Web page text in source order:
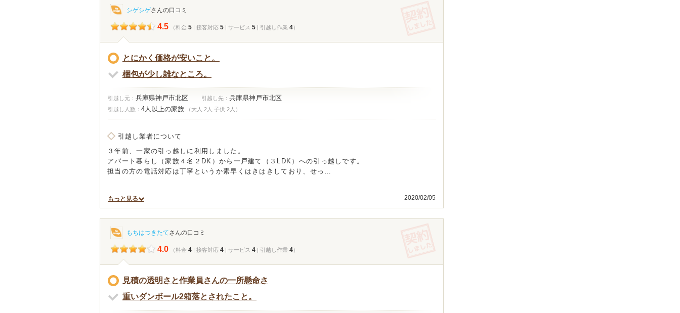
シゲシゲさんの口コミ
4.5 （料金 5 | 接客対応 5 | サービス 5 | 引越し作業 4）
とにかく価格が安いこと。
梱包が少し雑なところ。
引越し元： 兵庫県神戸市北区 引越し先： 兵庫県神戸市北区
引越し人数： 4人以上の家族 （大人 2人 子供 2人）
引越し業者について
３年前、一家の引っ越しに利用しました。
アパート暮らし（家族４名２DK）から一戸建て（３LDK）への引っ越しです。
担当の方の電話対応は丁寧というか素早くはきはきしており、せっ…
2020/02/05
もっと見る
もちはつきたてさんの口コミ
4.0 （料金 4 | 接客対応 4 | サービス 4 | 引越し作業 4）
見積の透明さと作業員さんの一所懸命さ
重いダンボール2箱落とされたこと。